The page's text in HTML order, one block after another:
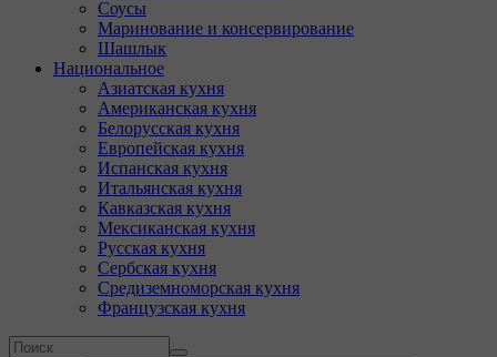
Соусы
Маринование и консервирование
Шашлык
Национальное
Азиатская кухня
Американская кухня
Белорусская кухня
Европейская кухня
Испанская кухня
Итальянская кухня
Кавказская кухня
Мексиканская кухня
Русская кухня
Сербская кухня
Средиземноморская кухня
Французская кухня